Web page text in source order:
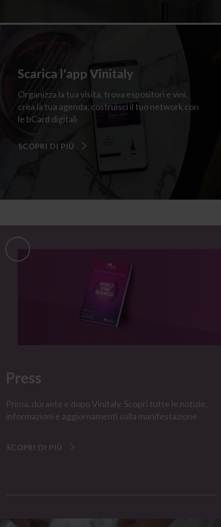
Scarica l'app Vinitaly
Organizza la tua visita, trova espositori e vini,
crea la tua agenda, costruisci il tuo network con
le bCard digitali
SCOPRI DI PIÙ
Press
Prima, durante e dopo Vinitaly.​ Scopri tutte le notizie,
informazioni e aggiornamenti sulla manifestazione
SCOPRI DI PIÙ